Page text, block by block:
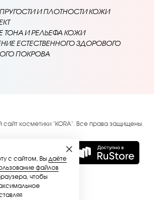
И ПЛОТНОСТИ КОЖИ
ТОНА И РЕЛЬЕФА КОЖИ
ЕСТЕСТВЕННОГО ЗДОРОВОГО
ПОКРОВА
косметики "KORA". Все права защищены.
с сайтом, Выдаёте
файлов
чтобы